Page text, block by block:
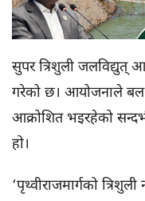
सुपर त्रिशुली जलविद्युत्
गरेको छ। आयोजनाले बल
आक्रोशित भइरहेको
हो।
‘पृथ्वीराजमार्गको